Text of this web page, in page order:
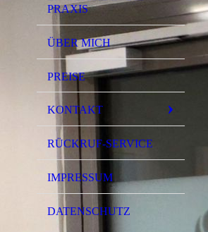
PRAXIS
ÜBER MICH
PREISE
KONTAKT
RÜCKRUF-SERVICE
IMPRESSUM
DATENSCHUTZ